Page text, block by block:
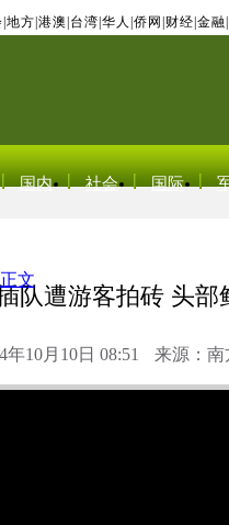
地方 港澳 台湾 华人 侨网 财经 金融
国内 社会 国际
正文
队遭游客拍砖 头部
10月10日 08:51 来源：南